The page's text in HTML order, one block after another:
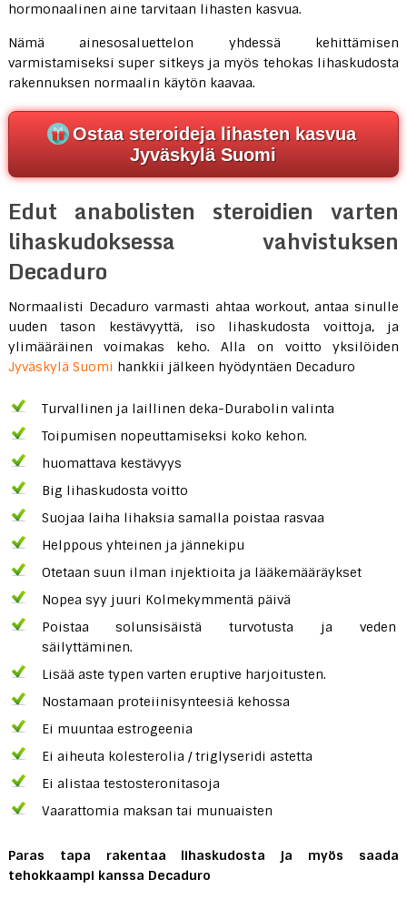
hormonaalinen aine tarvitaan lihasten kasvua.
Nämä ainesosaluettelon yhdessä kehittämisen
varmistamiseksi super sitkeys ja myös tehokas lihaskudosta
rakennuksen normaalin käytön kaavaa.
Ostaa steroideja lihasten kasvua
Jyväskylä Suomi
Edut anabolisten steroidien varten
lihaskudoksessa vahvistuksen
Decaduro
Normaalisti Decaduro varmasti ahtaa workout, antaa sinulle
uuden tason kestävyyttä, iso lihaskudosta voittoja, ja
ylimääräinen voimakas keho. Alla on voitto yksilöiden
Jyväskylä Suomi hankkii jälkeen hyödyntäen Decaduro
Turvallinen ja laillinen deka-Durabolin valinta
Toipumisen nopeuttamiseksi koko kehon.
huomattava kestävyys
Big lihaskudosta voitto
Suojaa laiha lihaksia samalla poistaa rasvaa
Helppous yhteinen ja jännekipu
Otetaan suun ilman injektioita ja lääkemääräykset
Nopea syy juuri Kolmekymmentä päivä
Poistaa solunsisäistä turvotusta ja veden
säilyttäminen.
Lisää aste typen varten eruptive harjoitusten.
Nostamaan proteiinisynteesiä kehossa
Ei muuntaa estrogeenia
Ei aiheuta kolesterolia / triglyseridi astetta
Ei alistaa testosteronitasoja
Vaarattomia maksan tai munuaisten
Paras tapa rakentaa lihaskudosta ja myös saada
tehokkaampi kanssa Decaduro